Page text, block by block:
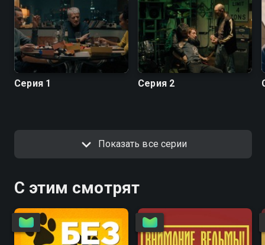
Серия 1 Серия 2
Показать все серии
С этим смотрят